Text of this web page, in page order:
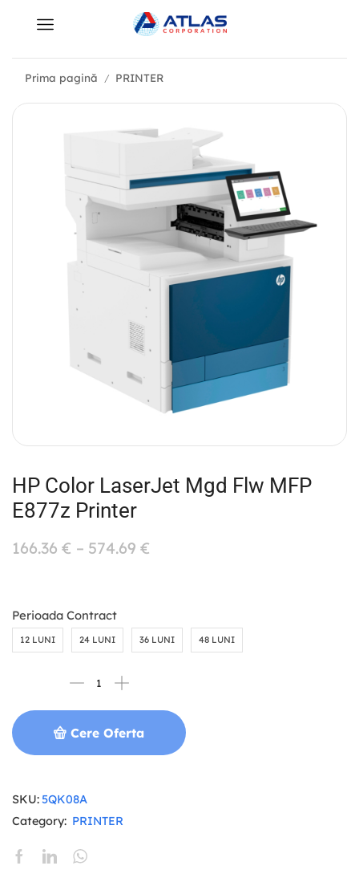
Prima pagină / PRINTER
HP Color LaserJet Mgd Flw MFP
E877z Printer
166.36 € – 574.69 €
Perioada Contract
12 LUNI 24 LUNI 36 LUNI 48 LUNI
Cere Oferta
SKU:5QK08A
Category: PRINTER